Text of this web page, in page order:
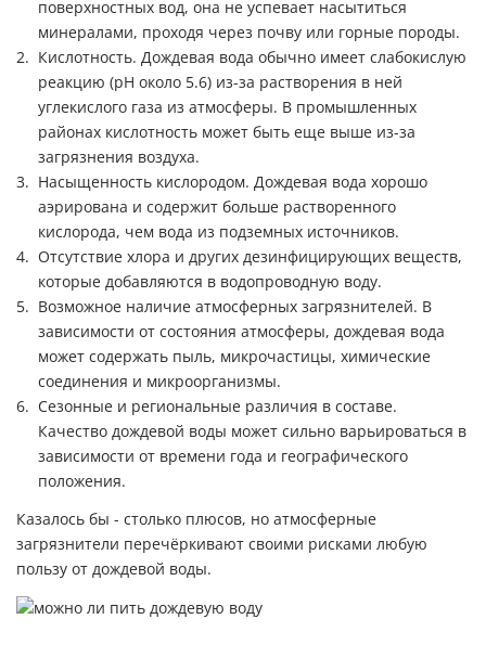
поверхностных вод, она не успевает насытиться
минералами, проходя через почву или горные породы.
Кислотность. Дождевая вода обычно имеет слабокислую
реакцию (pH около 5.6) из-за растворения в ней
углекислого газа из атмосферы. В промышленных
районах кислотность может быть еще выше из-за
загрязнения воздуха.
Насыщенность кислородом. Дождевая вода хорошо
аэрирована и содержит больше растворенного
кислорода, чем вода из подземных источников.
Отсутствие хлора и других дезинфицирующих веществ,
которые добавляются в водопроводную воду.
Возможное наличие атмосферных загрязнителей. В
зависимости от состояния атмосферы, дождевая вода
может содержать пыль, микрочастицы, химические
соединения и микроорганизмы.
Сезонные и региональные различия в составе.
Качество дождевой воды может сильно варьироваться в
зависимости от времени года и географического
положения.
Казалось бы - столько плюсов, но атмосферные
загрязнители перечёркивают своими рисками любую
пользу от дождевой воды.